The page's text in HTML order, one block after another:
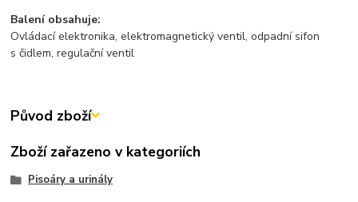
Balení obsahuje:
Ovládací elektronika, elektromagnetický ventil, odpadní sifon
s čidlem, regulační ventil
Původ zboží
Zboží zařazeno v kategoriích
Pisoáry a urinály